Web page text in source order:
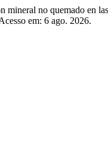
no quemado en
em: 6 ago. 2026.